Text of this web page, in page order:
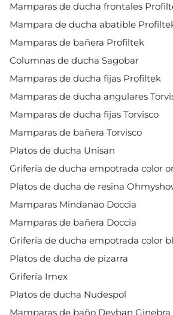
Mamparas de ducha frontales
Mampara de ducha abatible
Mamparas de bañera Profiltek
Columnas de ducha Sagobar
Mamparas de ducha fijas Profiltek
Mamparas de ducha angulares
Mamparas de ducha fijas Torvisco
Mamparas de bañera Torvisco
Platos de ducha Unisan
Grifería de ducha empotrada color
Platos de ducha de resina
Mamparas Mindanao Doccia
Mamparas de bañera Doccia
Grifería de ducha empotrada color
Platos de ducha de pizarra
Grifería Imex
Platos de ducha Nudespol
Mamparas de baño Deyban Ginebra